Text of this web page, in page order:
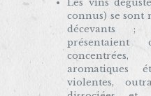
connus) se sont
décevants ;
aromatiques
violentes,